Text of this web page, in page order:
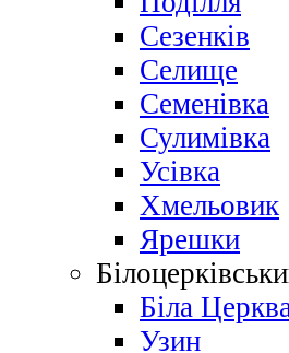
Сезенків
Селище
Семенівка
Сулимівка
Усівка
Хмельовик
Ярешки
Біла
Узин